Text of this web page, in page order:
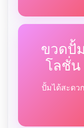
ขวดปั้ม
โลชั่น
ปั้มได้สะดวก